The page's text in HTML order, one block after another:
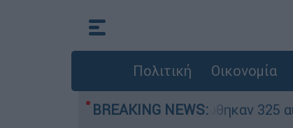
Πολιτική Οικονομία
BREAKING NEWS:
- Ολοκληρώθηκαν 325 αυτοψίες